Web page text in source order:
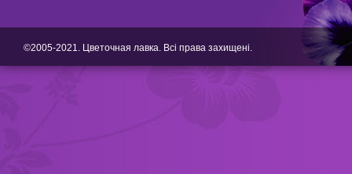
©2005-2021. Цветочная лавка. Всі права захищені.